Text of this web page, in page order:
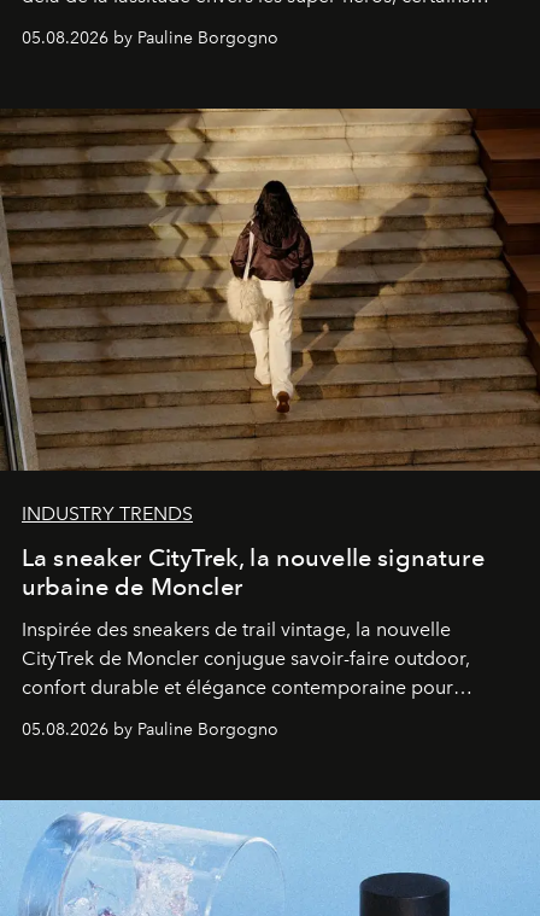
personnages continuent de susciter une ferveur intacte.
05.08.2026 by Pauline Borgogno
INDUSTRY TRENDS
La sneaker CityTrek, la nouvelle signature
urbaine de Moncler
Inspirée des sneakers de trail vintage, la nouvelle
CityTrek de Moncler conjugue savoir-faire outdoor,
confort durable et élégance contemporaine pour
accompagner les explorations du quotidien.
05.08.2026 by Pauline Borgogno